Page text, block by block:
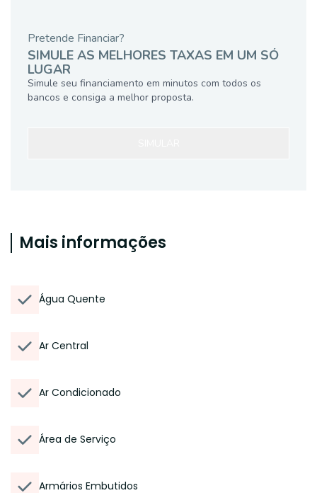
Pretende Financiar?
SIMULE AS MELHORES TAXAS EM UM SÓ
LUGAR
Simule seu financiamento em minutos com todos os
bancos e consiga a melhor proposta.
Mais informações
Água Quente
Ar Central
Ar Condicionado
Área de Serviço
Armários Embutidos